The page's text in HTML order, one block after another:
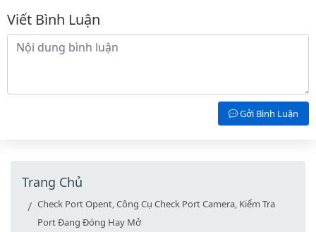
Viết Bình Luận
Nội dung bình luận
Gởi Bình Luận
Trang Chủ
Check Port Opent, Công Cụ Check Port Camera, Kiểm Tra
Port Đang Đóng Hay Mở